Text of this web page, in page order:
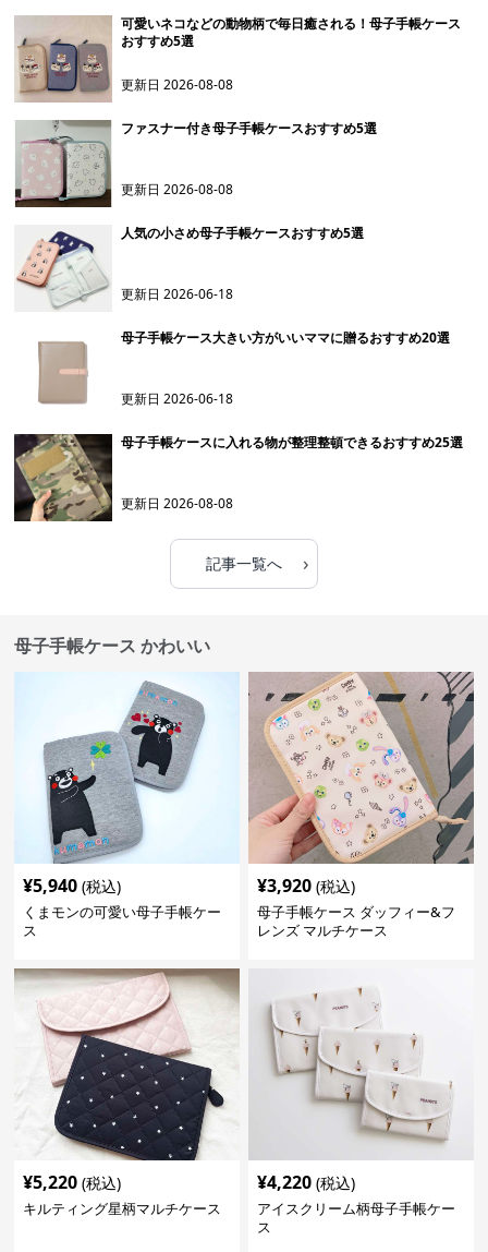
可愛いネコなどの動物柄で毎日癒される！母子手帳ケース
おすすめ5選
更新日2026-08-08
ファスナー付き母子手帳ケースおすすめ5選
更新日2026-08-08
人気の小さめ母子手帳ケースおすすめ5選
更新日2026-06-18
母子手帳ケース大きい方がいいママに贈るおすすめ20選
更新日2026-06-18
母子手帳ケースに入れる物が整理整頓できるおすすめ25選
更新日2026-08-08
記事一覧へ ›
母子手帳ケース かわいい
¥5,940 (税込)
くまモンの可愛い母子手帳ケー
ス
¥3,920 (税込)
母子手帳ケース ダッフィー&フ
レンズ マルチケース
¥5,220 (税込)
キルティング星柄マルチケース
¥4,220 (税込)
アイスクリーム柄母子手帳ケー
ス